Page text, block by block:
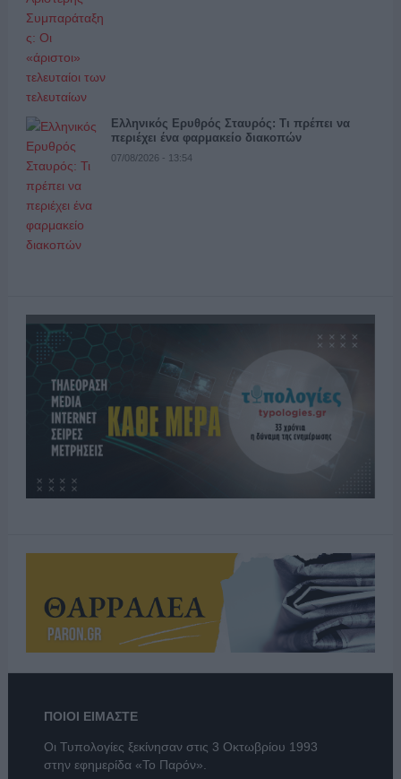
Ελληνικός Ερυθρός Σταυρός: Τι πρέπει να
περιέχει ένα φαρμακείο διακοπών
07/08/2026 - 13:54
ΠΟΙΟΙ ΕΙΜΑΣΤΕ
Οι Τυπολογίες ξεκίνησαν στις 3 Οκτωβρίου 1993
στην εφημερίδα «Το Παρόν».